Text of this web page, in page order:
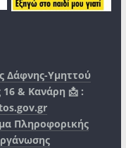
Δάφνης-Υμηττού
& Κανάρη 📩 :
Πληροφορικής